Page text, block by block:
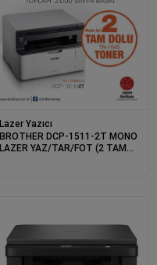
Lazer Yazıcı
BROTHER DCP-1511-2T MONO
LAZER YAZ/TAR/FOT (2 TAM